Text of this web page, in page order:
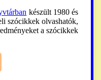
készült 1980 és
szócikkek olvashatók,
a szócikkek